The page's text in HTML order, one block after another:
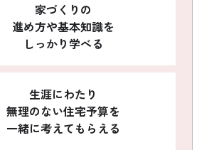
家づくりの
進め方や基本知識を
しっかり学べる
生涯にわたり
無理のない住宅予算を
一緒に考えてもらえる